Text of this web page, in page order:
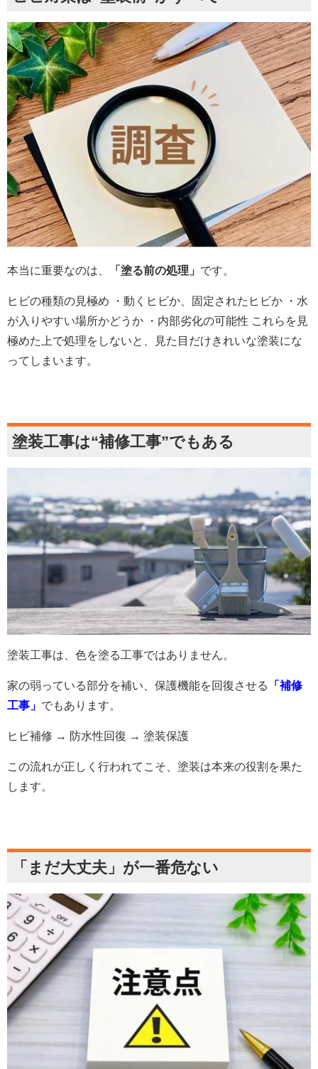
本当に重要なのは、 「塗る前の処理」 です。
ヒビの種類の見極め ・動くヒビか、固定されたヒビか ・水
が入りやすい場所かどうか ・内部劣化の可能性 これらを見
極めた上で処理をしないと、見た目だけきれいな塗装にな
ってしまいます。
塗装工事は“補修工事”でもある
塗装工事は、色を塗る工事ではありません。
家の弱っている部分を補い、保護機能を回復させる
「補修
工事」 でもあります。
ヒビ補修 → 防水性回復 → 塗装保護
この流れが正しく行われてこそ、塗装は本来の役割を果た
します。
「まだ大丈夫」が一番危ない